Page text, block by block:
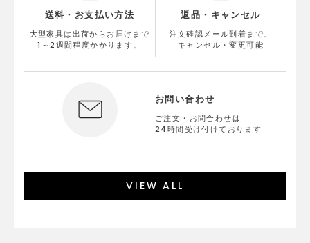
送料・お支払い方法
大型家具は出荷からお届けまで
1～2週間程度かかります。
返品・キャンセル
注文確認メール到着まで、
キャンセル・変更可能
お問い合わせ
ご注文・お問合わせは
24時間受け付けております
VIEW ALL